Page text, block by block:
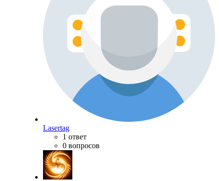
Lasertag
1 ответ
0 вопросов